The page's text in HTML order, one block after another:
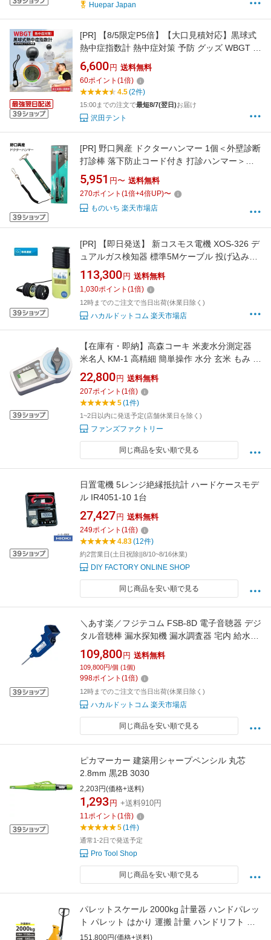
Huepar Japan
[PR]
【8/5限定P5倍】【大口見積対応】黒球式
熱中症指数計 熱中症対策 予防 グッズ WBGT 暑
さ指数 JIS準拠 熱中症計 義務化 アラーム コン
パクト 温湿度計 現場作業 建設業 農作業 高齢者
法人 屋内 屋外 警告アラーム 大画面 卓上 持ち
運び マグネット カラビナ トモナリ
6,600 円 送料無料
60ポイント (1倍)
4.5(2件)
15:00までの注文で最短8/7(翌日)お届け
沢田テント
[PR] 野口興産 ドクターハンマー 1個＜外壁診断
打診棒 落下防止コード付き 打診ハンマー＞
【送料無料】◯
5,951 円〜 送料無料
270ポイント (1倍+4倍UP)〜
ものいち 楽天市場店
[PR]
【即日発送】 新コスモス電機 XOS-326 デ
ュアルガス検知器 標準5Mケーブル 投げ込み式
酸素＆硫化水素 測定器
113,300 円 送料無料
1,030ポイント (1倍)
12時までのご注文で当日出荷(休業日除く)
ハカルドットコム 楽天市場店
【在庫有・即納】高森コーキ 米麦水分測定器
米名人 KM-1 高精細 簡単操作 水分 玄米 もみ 精
米 大麦 小麦 裸麦 乾燥もみ 測定
22,800 円 送料無料
207ポイント (1倍)
5(1件)
1~2日以内に発送予定(店舗休業日を除く)
ファンズファクトリー
同じ商品を安い順で見る
日置電機 5レンジ絶縁抵抗計 ハードケースモデ
ル IR4051-10 1台
27,427 円 送料無料
249ポイント (1倍)
4.83(12件)
約2営業日(土日祝除||8/10~8/16休業)
DIY FACTORY ONLINE SHOP
同じ商品を安い順で見る
＼あす楽／フジテコム FSB-8D 電子音聴器 デジ
タル音聴棒 漏水探知機 漏水調査器 宅内 給水装
置 漏水発見 漏水経路 選別 漏水箇所 確認調査
109,800 円 送料無料
109,800円/個 (1個)
998ポイント (1倍)
12時までのご注文で当日出荷(休業日除く)
ハカルドットコム 楽天市場店
同じ商品を安い順で見る
ピカマーカー 建築用シャープペンシル 丸芯
2.8mm 黒2B 3030
2,203円(価格+送料)
1,293 円 +送料910円
11ポイント (1倍)
5(1件)
通常1-2日で発送予定
Pro Tool Shop
同じ商品を安い順で見る
パレットスケール 2000kg 計量器 ハンドパレッ
ト パレット はかり 運搬 計量 ハンドリフト 秤
物流保管用品リフター 充電式スケール デジパ
151,800円(価格+送料)